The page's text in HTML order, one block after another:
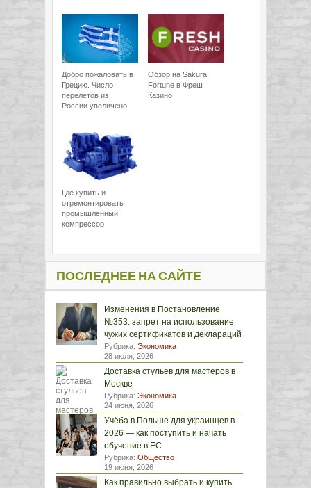
Добро пожаловать в
Грецию. Число
перелетов из
России увеличено
Обзор на Sakura
Fortune в Фреш
Казино
Где купить и
отремонтировать
промышленный
компрессор
ПОСЛЕДНЕЕ НА САЙТЕ
Изменения в Постановление
№353: запрет на использование
чужих сертификатов и деклараций
Рубрика: Экономика
28 июля, 2026
Доставка стульев для мастеров в
Москве
Рубрика: Экономика
24 июня, 2026
Учёба в Польше для украинцев в
2026 — как поступить и начать
обучение в ЕС
Рубрика: Общество
19 июня, 2026
Как правильно выбрать и купить